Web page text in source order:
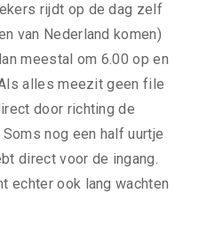
rijdt op de dag zelf
van Nederland komen)
meestal om 6.00 op en
alles meezit geen file
door richting de
nog een half uurtje
direct voor de ingang.
echter ook lang wachten